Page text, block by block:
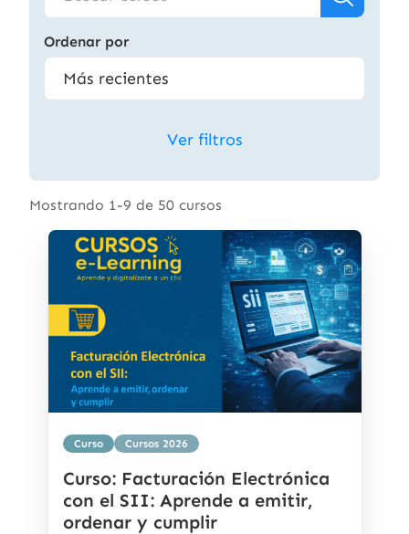
Ordenar por
Ver filtros
Mostrando 1-9 de 50 cursos
Curso Cursos 2026
Curso: Facturación Electrónica
con el SII: Aprende a emitir,
ordenar y cumplir